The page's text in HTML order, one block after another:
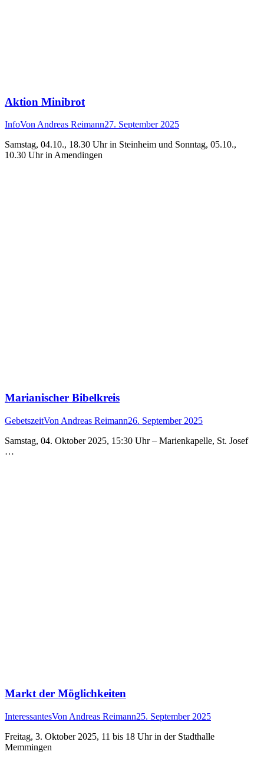
Aktion Minibrot
InfoVon Andreas Reimann27. September 2025
Samstag, 04.10., 18.30 Uhr in Steinheim und Sonntag, 05.10.,
10.30 Uhr in Amendingen
Marianischer Bibelkreis
GebetszeitVon Andreas Reimann26. September 2025
Samstag, 04. Oktober 2025, 15:30 Uhr – Marienkapelle, St. Josef
…
Markt der Möglichkeiten
InteressantesVon Andreas Reimann25. September 2025
Freitag, 3. Oktober 2025, 11 bis 18 Uhr in der Stadthalle
Memmingen